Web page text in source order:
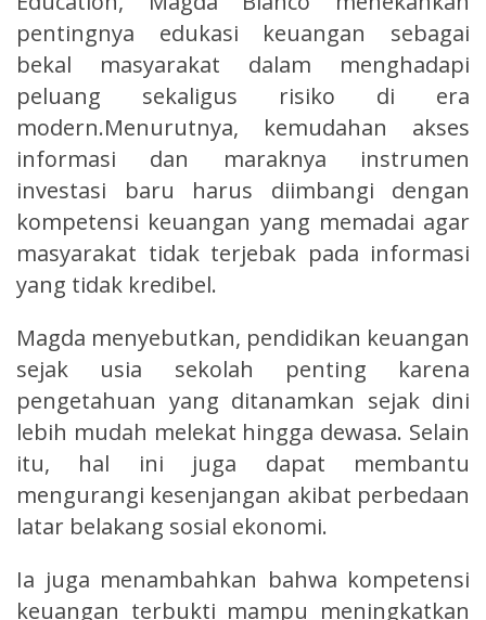
pentingnya edukasi keuangan sebagai
bekal masyarakat dalam menghadapi
peluang sekaligus risiko di era
modern.Menurutnya, kemudahan akses
informasi dan maraknya instrumen
investasi baru harus diimbangi dengan
kompetensi keuangan yang memadai agar
masyarakat tidak terjebak pada informasi
yang tidak kredibel.
Magda menyebutkan, pendidikan keuangan
sejak usia sekolah penting karena
pengetahuan yang ditanamkan sejak dini
lebih mudah melekat hingga dewasa. Selain
itu, hal ini juga dapat membantu
mengurangi kesenjangan akibat perbedaan
latar belakang sosial ekonomi.
Ia juga menambahkan bahwa kompetensi
keuangan terbukti mampu meningkatkan